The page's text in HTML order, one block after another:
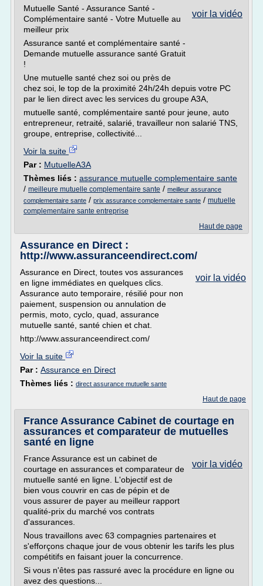
voir la vidéo
Mutuelle Santé - Assurance Santé -
Complémentaire santé - Votre Mutuelle au
meilleur prix
Assurance santé et complémentaire santé -
Demande mutuelle assurance santé Gratuit
!
Une mutuelle santé chez soi ou près de
chez soi, le top de la proximité 24h/24h depuis votre PC
par le lien direct avec les services du groupe A3A,
mutuelle santé, complémentaire santé pour jeune, auto
entrepreneur, retraité, salarié, travailleur non salarié TNS,
groupe, entreprise, collectivité...
Voir la suite
Par : MutuelleA3A
Thèmes liés : assurance mutuelle complementaire sante
/ meilleure mutuelle complementaire sante / meilleur assurance
complementaire sante / prix assurance complementaire sante / mutuelle
complementaire sante entreprise
Haut de page
Assurance en Direct :
http://www.assuranceendirect.com/
voir la vidéo
Assurance en Direct, toutes vos assurances
en ligne immédiates en quelques clics.
Assurance auto temporaire, résilié pour non
paiement, suspension ou annulation de
permis, moto, cyclo, quad, assurance
mutuelle santé, santé chien et chat.
http://www.assuranceendirect.com/
Voir la suite
Par : Assurance en Direct
Thèmes liés : direct assurance mutuelle sante
Haut de page
France Assurance Cabinet de courtage en
assurances et comparateur de mutuelles
santé en ligne
voir la vidéo
France Assurance est un cabinet de
courtage en assurances et comparateur de
mutuelle santé en ligne. L'objectif est de
bien vous couvrir en cas de pépin et de
vous assurer de payer au meilleur rapport
qualité-prix du marché vos contrats
d'assurances.
Nous travaillons avec 63 compagnies partenaires et
s'efforçons chaque jour de vous obtenir les tarifs les plus
compétitifs en faisant jouer la concurrence.
Si vous n'êtes pas rassuré avec la procédure en ligne ou
avez des questions...